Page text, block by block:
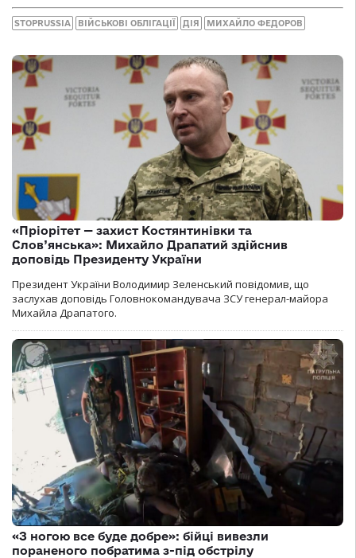
STOPRUSSIA ВІЙСЬКОВІ ОБЛІГАЦІЇ ДІЯ МИХАЙЛО ФЕДОРОВ
«Пріорітет — захист Костянтинівки та
Слов’янська»: Михайло Драпатий здійснив
доповідь Президенту України
Президент України Володимир Зеленський повідомив, що
заслухав доповідь Головнокомандувача ЗСУ генерал-майора
Михайла Драпатого.
«З ногою все буде добре»: бійці вивезли
пораненого побратима з-під обстрілу